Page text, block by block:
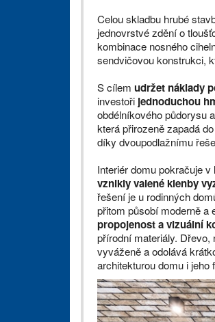
Celou skladbu hrubé
jednovrstvé zdění o
kombinace nosného
sendvičovou konstrukci,
S cílem udržet náklady
investoři jednoduchou
obdélníkového půdorysu
která přirozeně zapadá
díky dvoupodlažnímu
Interiér domu pokračuje
vznikly valené klenby
řešení je u rodinných
přitom působí moderně a
propojenost a vizuální
přírodní materiály.
vyváženě a odolává
architekturou domu i jeho